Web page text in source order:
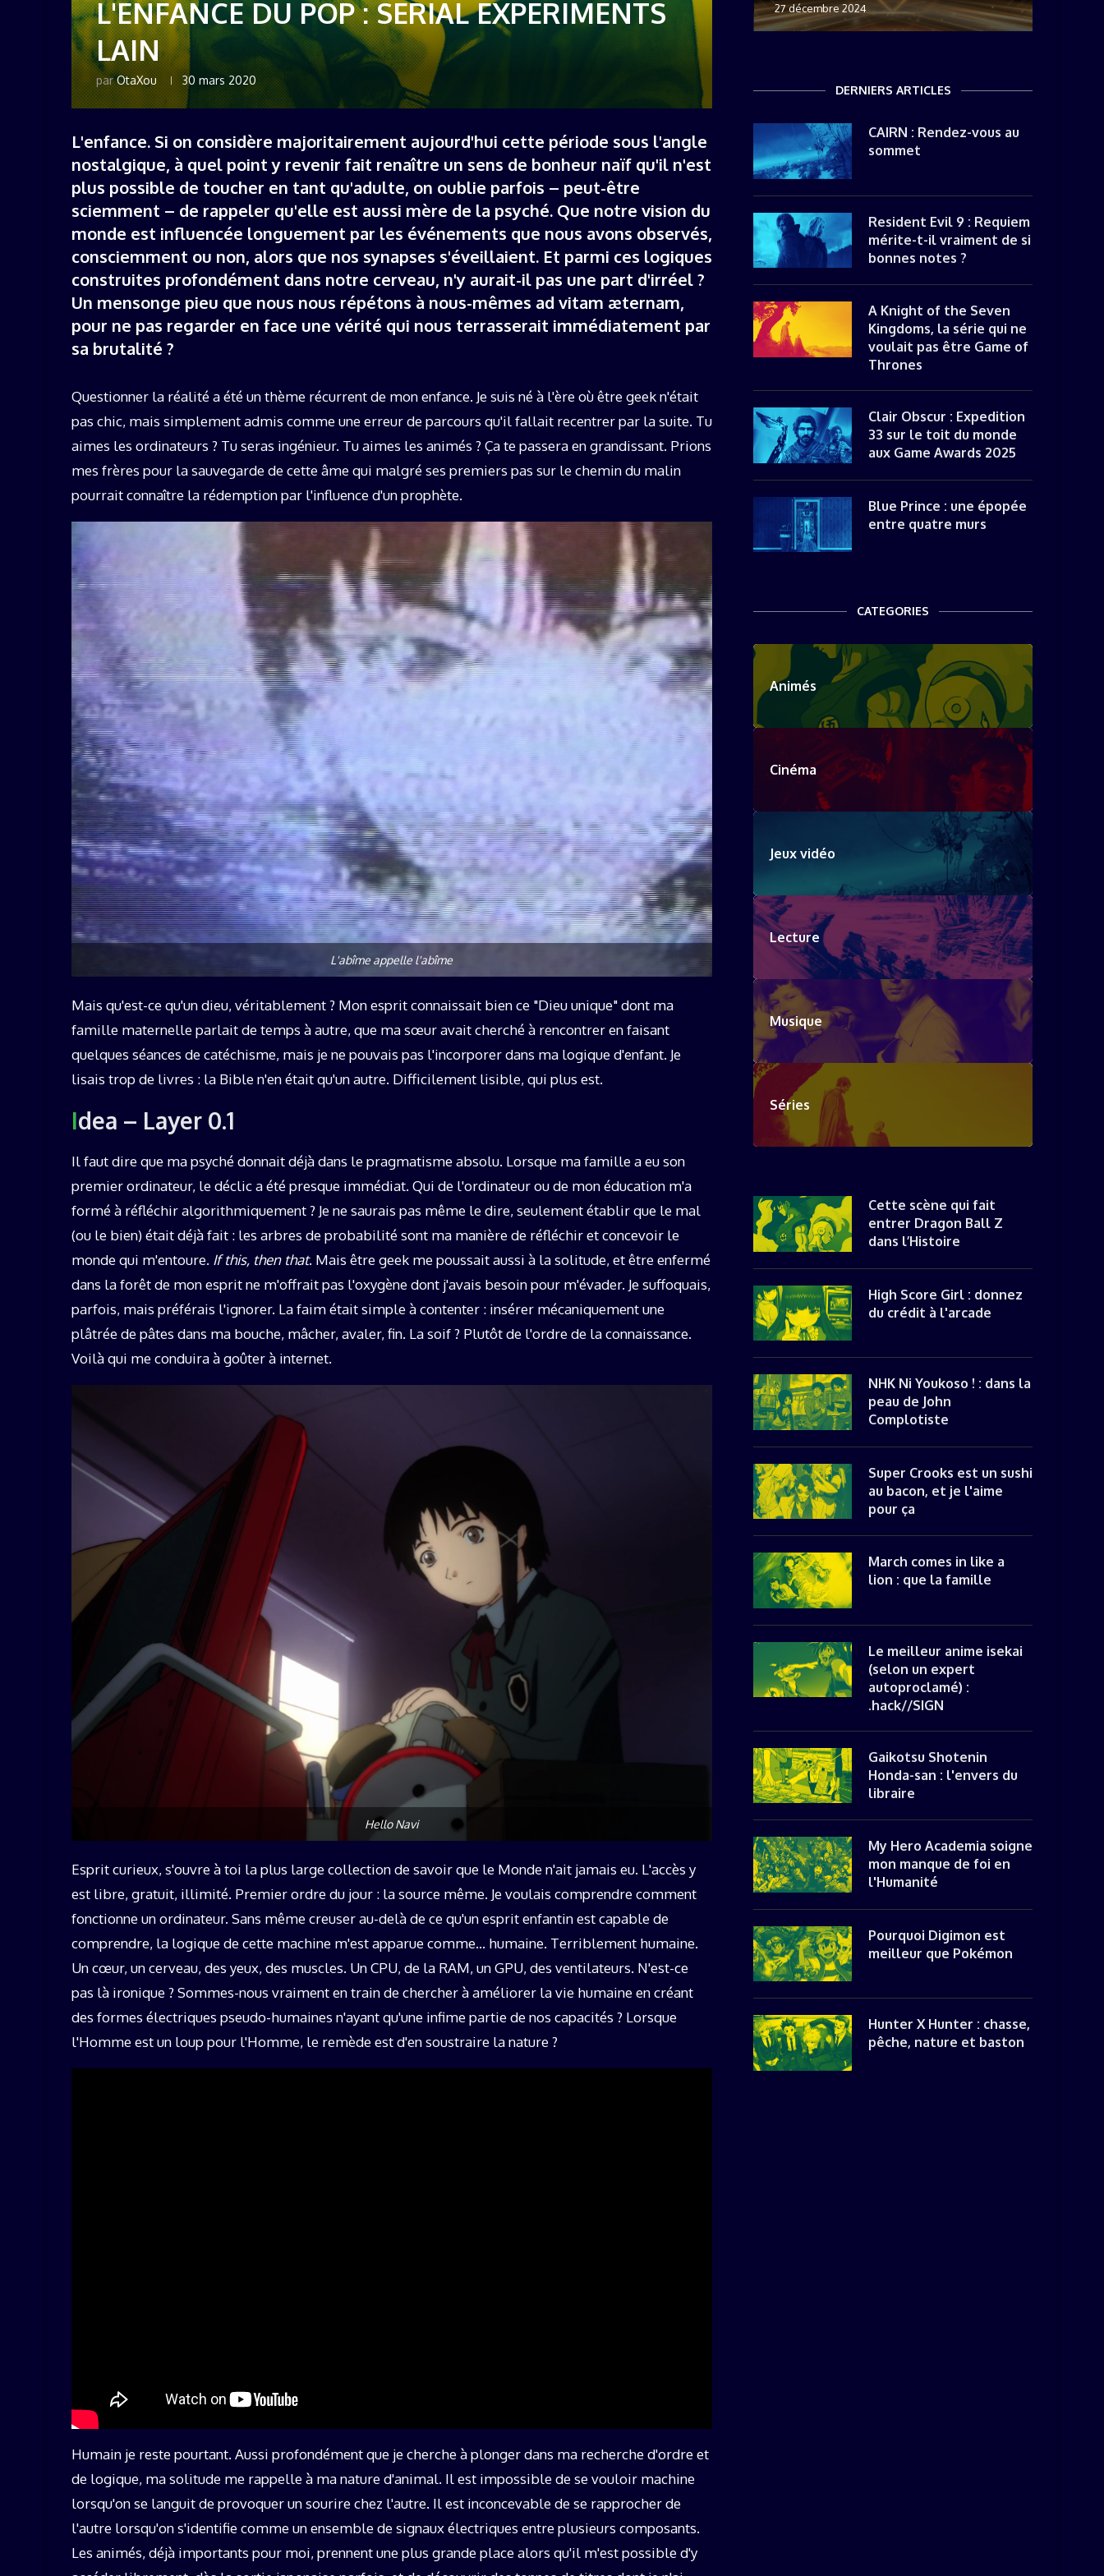
L'ENFANCE DU POP : SERIAL EXPERIMENTS
LAIN
parOtaXou 30 mars 2020
L'enfance. Si on considère majoritairement aujourd'hui cette période sous l'angle
nostalgique, à quel point y revenir fait renaître un sens de bonheur naïf qu'il n'est
plus possible de toucher en tant qu'adulte, on oublie parfois – peut-être
sciemment – de rappeler qu'elle est aussi mère de la psyché. Que notre vision du
monde est influencée longuement par les événements que nous avons observés,
consciemment ou non, alors que nos synapses s'éveillaient. Et parmi ces logiques
construites profondément dans notre cerveau, n'y aurait-il pas une part d'irréel ?
Un mensonge pieu que nous nous répétons à nous-mêmes ad vitam æternam,
pour ne pas regarder en face une vérité qui nous terrasserait immédiatement par
sa brutalité ?
Questionner la réalité a été un thème récurrent de mon enfance. Je suis né à l'ère où être geek n'était
pas chic, mais simplement admis comme une erreur de parcours qu'il fallait recentrer par la suite. Tu
aimes les ordinateurs ? Tu seras ingénieur. Tu aimes les animés ? Ça te passera en grandissant. Prions
mes frères pour la sauvegarde de cette âme qui malgré ses premiers pas sur le chemin du malin
pourrait connaître la rédemption par l'influence d'un prophète.
L'abîme appelle l'abîme
Mais qu'est-ce qu'un dieu, véritablement ? Mon esprit connaissait bien ce "Dieu unique" dont ma
famille maternelle parlait de temps à autre, que ma sœur avait cherché à rencontrer en faisant
quelques séances de catéchisme, mais je ne pouvais pas l'incorporer dans ma logique d'enfant. Je
lisais trop de livres : la Bible n'en était qu'un autre. Difficilement lisible, qui plus est.
Idea – Layer 0.1
Il faut dire que ma psyché donnait déjà dans le pragmatisme absolu. Lorsque ma famille a eu son
premier ordinateur, le déclic a été presque immédiat. Qui de l'ordinateur ou de mon éducation m'a
formé à réfléchir algorithmiquement ? Je ne saurais pas même le dire, seulement établir que le mal
(ou le bien) était déjà fait : les arbres de probabilité sont ma manière de réfléchir et concevoir le
monde qui m'entoure. If this, then that. Mais être geek me poussait aussi à la solitude, et être enfermé
dans la forêt de mon esprit ne m'offrait pas l'oxygène dont j'avais besoin pour m'évader. Je suffoquais,
parfois, mais préférais l'ignorer. La faim était simple à contenter : insérer mécaniquement une
plâtrée de pâtes dans ma bouche, mâcher, avaler, fin. La soif ? Plutôt de l'ordre de la connaissance.
Voilà qui me conduira à goûter à internet.
Hello Navi
Esprit curieux, s'ouvre à toi la plus large collection de savoir que le Monde n'ait jamais eu. L'accès y
est libre, gratuit, illimité. Premier ordre du jour : la source même. Je voulais comprendre comment
fonctionne un ordinateur. Sans même creuser au-delà de ce qu'un esprit enfantin est capable de
comprendre, la logique de cette machine m'est apparue comme… humaine. Terriblement humaine.
Un cœur, un cerveau, des yeux, des muscles. Un CPU, de la RAM, un GPU, des ventilateurs. N'est-ce
pas là ironique ? Sommes-nous vraiment en train de chercher à améliorer la vie humaine en créant
des formes électriques pseudo-humaines n'ayant qu'une infime partie de nos capacités ? Lorsque
l'Homme est un loup pour l'Homme, le remède est d'en soustraire la nature ?
Humain je reste pourtant. Aussi profondément que je cherche à plonger dans ma recherche d'ordre et
de logique, ma solitude me rappelle à ma nature d'animal. Il est impossible de se vouloir machine
lorsqu'on se languit de provoquer un sourire chez l'autre. Il est inconcevable de se rapprocher de
l'autre lorsqu'on s'identifie comme un ensemble de signaux électriques entre plusieurs composants.
Les animés, déjà importants pour moi, prennent une plus grande place alors qu'il m'est possible d'y
19 décembre 2025 27 décembre 2024
DERNIERS ARTICLES
CAIRN : Rendez-vous au
sommet
Resident Evil 9 : Requiem
mérite-t-il vraiment de si
bonnes notes ?
A Knight of the Seven
Kingdoms, la série qui ne
voulait pas être Game of
Thrones
Clair Obscur : Expedition
33 sur le toit du monde
aux Game Awards 2025
Blue Prince : une épopée
entre quatre murs
CATEGORIES
Animés
Cinéma
Jeux vidéo
Lecture
Musique
Séries
Cette scène qui fait
entrer Dragon Ball Z
dans l’Histoire
High Score Girl : donnez
du crédit à l'arcade
NHK Ni Youkoso ! : dans la
peau de John
Complotiste
Super Crooks est un sushi
au bacon, et je l'aime
pour ça
March comes in like a
lion : que la famille
Le meilleur anime isekai
(selon un expert
autoproclamé) :
.hack//SIGN
Gaikotsu Shotenin
Honda-san : l'envers du
libraire
My Hero Academia soigne
mon manque de foi en
l'Humanité
Pourquoi Digimon est
meilleur que Pokémon
Hunter X Hunter : chasse,
pêche, nature et baston